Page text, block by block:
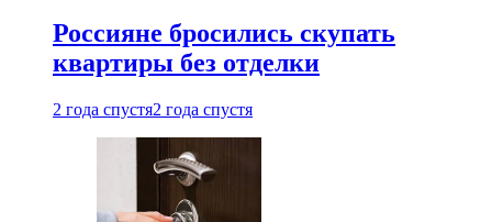
Россияне бросились скупать
квартиры без отделки
2 года спустя2 года спустя